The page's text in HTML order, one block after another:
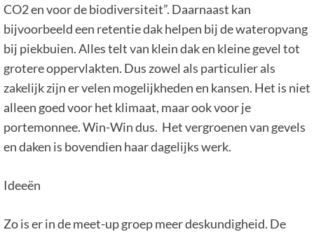
CO2 en voor de biodiversiteit”. Daarnaast kan
bijvoorbeeld een retentie dak helpen bij de wateropvang
bij piekbuien. Alles telt van klein dak en kleine gevel tot
grotere oppervlakten. Dus zowel als particulier als
zakelijk zijn er velen mogelijkheden en kansen. Het is niet
alleen goed voor het klimaat, maar ook voor je
portemonnee. Win-Win dus. Het vergroenen van gevels
en daken is bovendien haar dagelijks werk.
Ideeën
Zo is er in de meet-up groep meer deskundigheid. De